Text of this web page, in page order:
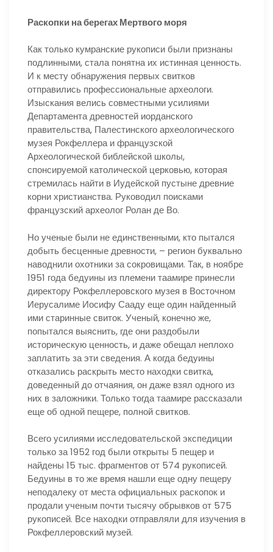
Раскопки на берегах Мертвого моря
Как только кумранские рукописи были признаны
подлинными, стала понятна их истинная ценность.
И к месту обнаружения первых свитков
отправились профессиональные археологи.
Изыскания велись совместными усилиями
Департамента древностей иорданского
правительства, Палестинского археологического
музея Рокфеллера и французской
Археологической библейской школы,
спонсируемой католической церковью, которая
стремилась найти в Иудейской пустыне древние
корни христианства. Руководил поисками
французский археолог Ролан де Во.
Но ученые были не единственными, кто пытался
добыть бесценные древности, – регион буквально
наводнили охотники за сокровищами. Так, в ноябре
1951 года бедуины из племени таамире принесли
директору Рокфеллеровского музея в Восточном
Иерусалиме Иосифу Сааду еще один найденный
ими старинные свиток. Ученый, конечно же,
попытался выяснить, где они раздобыли
историческую ценность, и даже обещал неплохо
заплатить за эти сведения. А когда бедуины
отказались раскрыть место находки свитка,
доведенный до отчаяния, он даже взял одного из
них в заложники. Только тогда таамире рассказали
еще об одной пещере, полной свитков.
Всего усилиями исследовательской экспедиции
только за 1952 год были открыты 5 пещер и
найдены 15 тыс. фрагментов от 574 рукописей.
Бедуины в то же время нашли еще одну пещеру
неподалеку от места официальных раскопок и
продали ученым почти тысячу обрывков от 575
рукописей. Все находки отправляли для изучения в
Рокфеллеровский музей.